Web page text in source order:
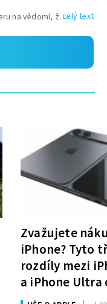
celý text
Zvažujete
iPhone? Tyto
rozdíly mezi
a iPhone Ultra
rozhodnutí